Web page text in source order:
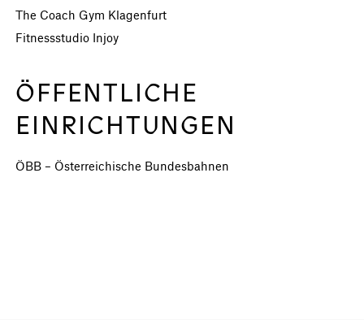
The Coach Gym Klagenfurt
Fitnessstudio Injoy
ÖFFENTLICHE
EINRICHTUNGEN
ÖBB – Österreichische Bundesbahnen